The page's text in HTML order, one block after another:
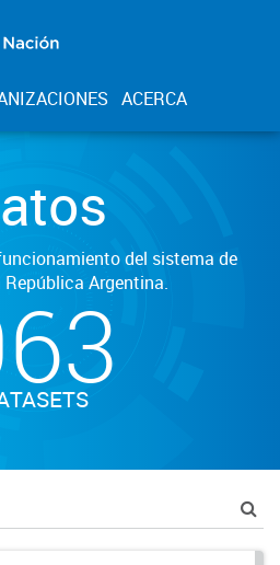
ACERCA
del sistema de
Argentina.